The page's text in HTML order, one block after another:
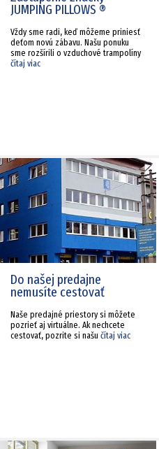
JUMPING PILLOWS ®
Vždy sme radi, keď môžeme priniesť
deťom novú zábavu. Našu ponuku
sme rozšírili o vzduchové trampolíny
čítaj viac
Do našej predajne
nemusíte cestovať
Naše predajné priestory si môžete
pozrieť aj virtuálne. Ak nechcete
cestovať, pozrite si našu čítaj viac